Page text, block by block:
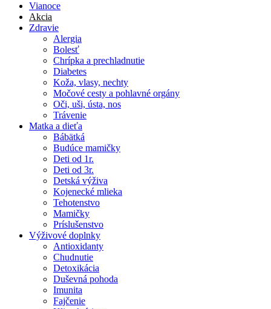
Vianoce
Akcia
Zdravie
Alergia
Bolesť
Chrípka a prechladnutie
Diabetes
Koža, vlasy, nechty
Močové cesty a pohlavné orgány
Oči, uši, ústa, nos
Trávenie
Matka a dieťa
Bábätká
Budúce mamičky
Deti od 1r.
Deti od 3r.
Detská výživa
Kojenecké mlieka
Tehotenstvo
Mamičky
Príslušenstvo
Výživové doplnky
Antioxidanty
Chudnutie
Detoxikácia
Duševná pohoda
Imunita
Fajčenie